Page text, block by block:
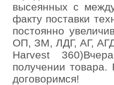
высеянных с
факту поставки
постоянно
ОП, ЗМ, ЛДГ, АГ,
Harvest
получении
договоримся!